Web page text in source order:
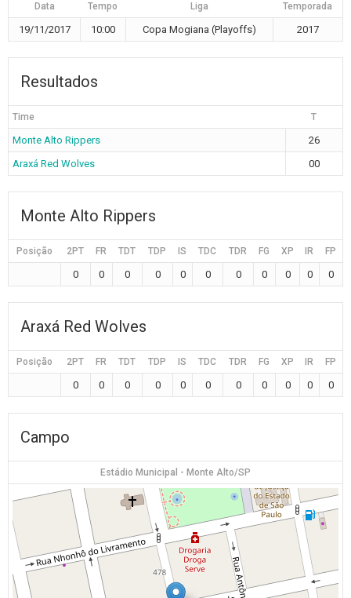
Data Tempo Liga Temporada
19/11/2017 10:00 Copa Mogiana (Playoffs) 2017
Resultados
Time T
Monte Alto Rippers
26
Araxá Red Wolves
00
Monte Alto Rippers
Posição 2PT FR TDT TDP IS TDC TDR FG XP IR FP
0 0 0 0 0 0 0 0 0 0 0
Araxá Red Wolves
Posição 2PT FR TDT TDP IS TDC TDR FG XP IR FP
0 0 0 0 0 0 0 0 0 0 0
Campo
Estádio Municipal - Monte Alto/SP